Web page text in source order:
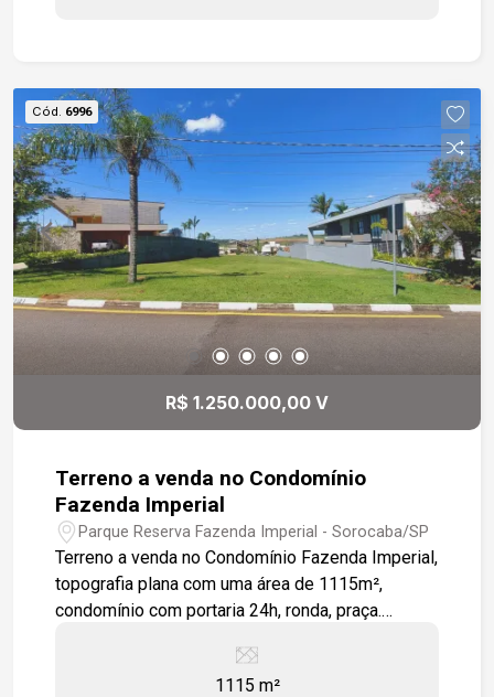
Cód. 6996
R$ 1.250.000,00 V
Terreno a venda no Condomínio
Fazenda Imperial
Parque Reserva Fazenda Imperial - Sorocaba/SP
Terreno a venda no Condomínio Fazenda Imperial,
topografia plana com uma área de 1115m²,
condomínio com portaria 24h, ronda, praça.
fitness, piscina adulto e infantil com borda
infinita, salão de festas, quiosque, campo de
1115 m²